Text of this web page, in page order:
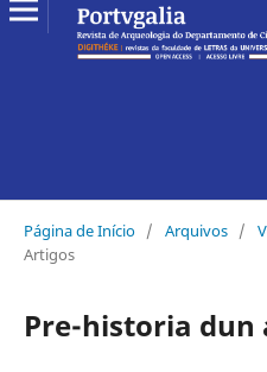
Página de Início / Arquivos /
Artigos
Pre-historia dun